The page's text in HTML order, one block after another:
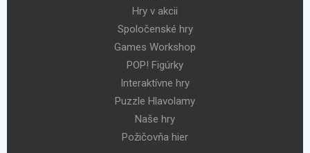
Hry v akcii
Spoločenské hry
Games Workshop
POP! Figúrky
Interaktívne hry
Puzzle Hlavolamy
Naše hry
Požičovňa hier